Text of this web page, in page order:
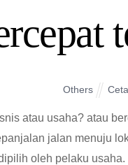
Others
atau usaha? atau
jalan menuju
oleh pelaku